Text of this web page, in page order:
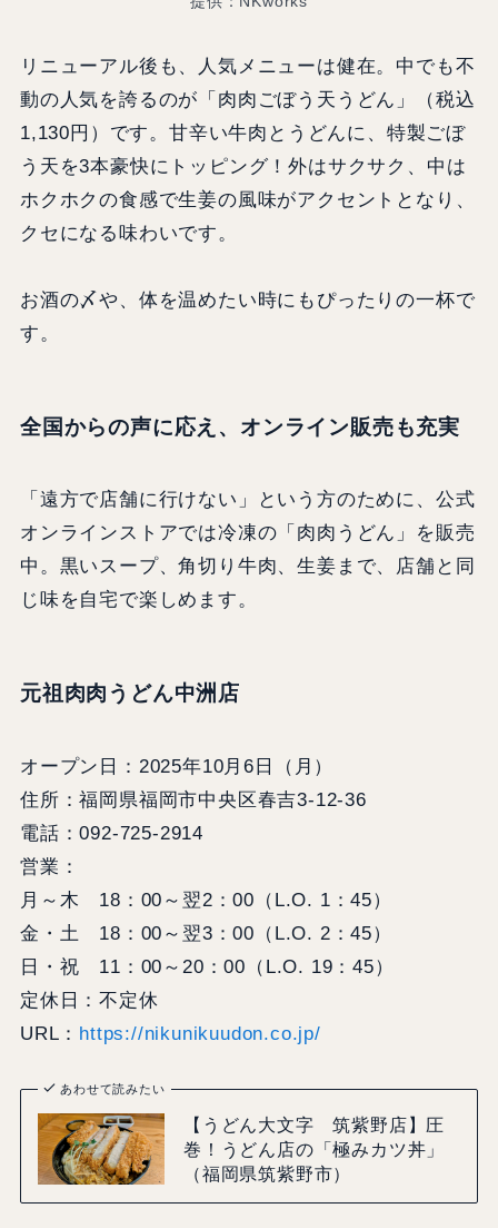
リニューアル後も、人気メニューは健在。中でも不
動の人気を誇るのが「肉肉ごぼう天うどん」（税込
1,130円）です。甘辛い牛肉とうどんに、特製ごぼ
う天を3本豪快にトッピング！外はサクサク、中は
ホクホクの食感で生姜の風味がアクセントとなり、
クセになる味わいです。
お酒の〆や、体を温めたい時にもぴったりの一杯で
す。
全国からの声に応え、オンライン販売も充実
「遠方で店舗に行けない」という方のために、公式
オンラインストアでは冷凍の「肉肉うどん」を販売
中。黒いスープ、角切り牛肉、生姜まで、店舗と同
じ味を自宅で楽しめます。
元祖肉肉うどん中洲店
オープン日：2025年10月6日（月）
住所：福岡県福岡市中央区春吉3-12-36
電話：092-725-2914
営業：
月～木 18：00～翌2：00（L.O. 1：45）
金・土 18：00～翌3：00（L.O. 2：45）
日・祝 11：00～20：00（L.O. 19：45）
定休日：不定休
URL： https://nikunikuudon.co.jp/
あわせて読みたい
【うどん大文字 筑紫野店】圧
巻！うどん店の「極みカツ丼」
（福岡県筑紫野市）